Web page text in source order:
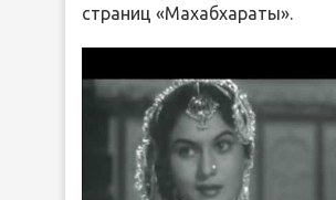
страниц «Махабхараты».